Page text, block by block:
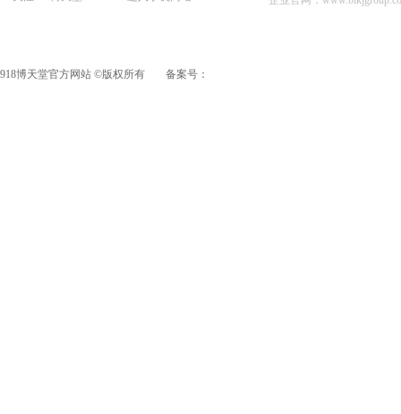
918博天堂官方网站 ©版权所有 备案号：